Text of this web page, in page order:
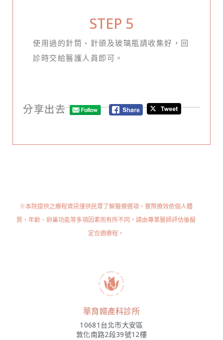
STEP 5
使用過的針筒、針頭及玻璃瓶請收集好，回
診時交給醫護人員即可。
分享出去
※本院提供之療程資訊僅供民眾了解醫療選項，實際療效依個人體
質、年齡、卵巢功能等多項因素而有所不同，請由專業醫師評估後擬
定合適療程。
華育婦產科診所
10681台北市大安區
敦化南路2段39號12樓